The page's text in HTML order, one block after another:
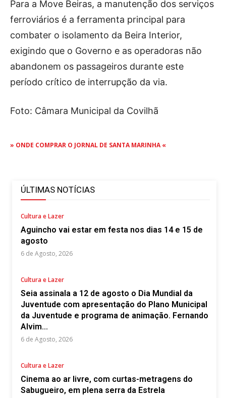
Para a Move Beiras, a manutenção dos serviços
ferroviários é a ferramenta principal para
combater o isolamento da Beira Interior,
exigindo que o Governo e as operadoras não
abandonem os passageiros durante este
período crítico de interrupção da via.
Foto: Câmara Municipal da Covilhã
» ONDE COMPRAR O JORNAL DE SANTA MARINHA «
ÚLTIMAS NOTÍCIAS
Cultura e Lazer
Aguincho vai estar em festa nos dias 14 e 15 de
agosto
6 de Agosto, 2026
Cultura e Lazer
Seia assinala a 12 de agosto o Dia Mundial da
Juventude com apresentação do Plano Municipal
da Juventude e programa de animação. Fernando
Alvim...
6 de Agosto, 2026
Cultura e Lazer
Cinema ao ar livre, com curtas-metragens do
Sabugueiro, em plena serra da Estrela